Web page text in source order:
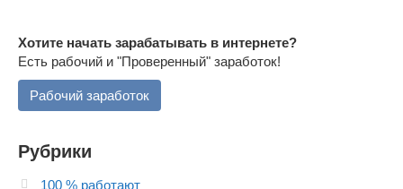
Хотите начать зарабатывать в интернете?
Есть рабочий и "Проверенный" заработок!
Рабочий заработок
Рубрики
100 % работают